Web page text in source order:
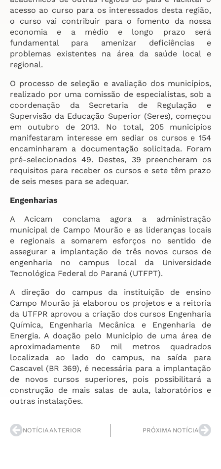
acesso ao curso para os interessados desta região,
o curso vai contribuir para o fomento da nossa
economia e a médio e longo prazo será
fundamental para amenizar deficiências e
problemas existentes na área da saúde local e
regional.
O processo de seleção e avaliação dos municípios,
realizado por uma comissão de especialistas, sob a
coordenação da Secretaria de Regulação e
Supervisão da Educação Superior (Seres), começou
em outubro de 2013. No total, 205 municípios
manifestaram interesse em sediar os cursos e 154
encaminharam a documentação solicitada. Foram
pré-selecionados 49. Destes, 39 preencheram os
requisitos para receber os cursos e sete têm prazo
de seis meses para se adequar.
Engenharias
A Acicam conclama agora a administração
municipal de Campo Mourão e as lideranças locais
e regionais a somarem esforços no sentido de
assegurar a implantação de três novos cursos de
engenharia no campus local da Universidade
Tecnológica Federal do Paraná (UTFPT).
A direção do campus da instituição de ensino
Campo Mourão já elaborou os projetos e a reitoria
da UTFPR aprovou a criação dos cursos Engenharia
Química, Engenharia Mecânica e Engenharia de
Energia. A doação pelo Município de uma área de
aproximadamente 60 mil metros quadrados
localizada ao lado do campus, na saída para
Cascavel (BR 369), é necessária para a implantação
de novos cursos superiores, pois possibilitará a
construção de mais salas de aula, laboratórios e
outras instalações.
NOTÍCIA ANTERIOR PRÓXIMA NOTÍCIA